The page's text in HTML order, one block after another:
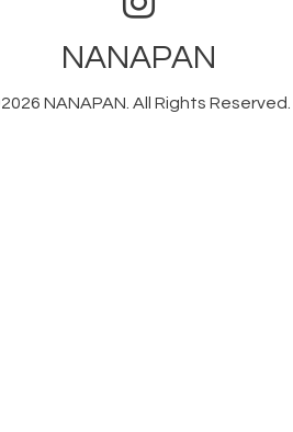
NANAPAN
NANAPAN . All Rights Reserved.